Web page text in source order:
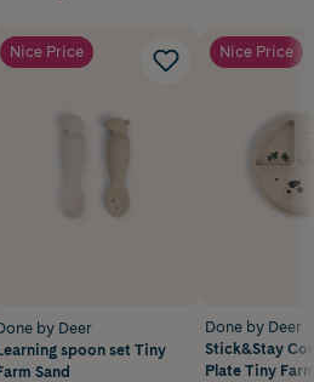
Nice Price
by Deer
spoon set Tiny
Sand
Nice Price
Done by Deer
Stick&Stay
Plate Tiny